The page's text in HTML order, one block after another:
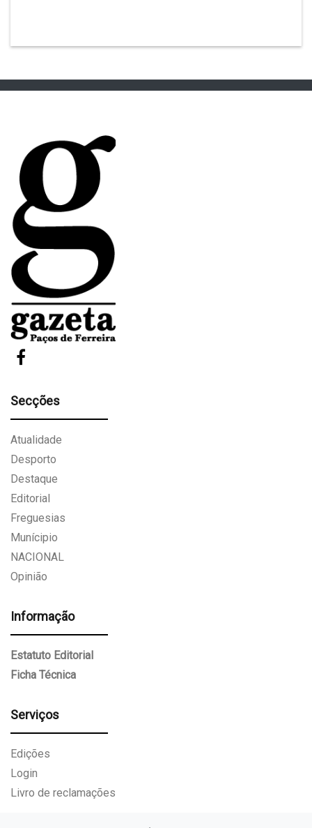
Secções
Atualidade
Desporto
Destaque
Editorial
Freguesias
Munícipio
NACIONAL
Opinião
Informação
Estatuto Editorial
Ficha Técnica
Serviços
Edições
Login
Livro de reclamações